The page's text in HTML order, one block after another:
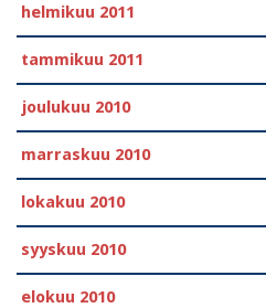
helmikuu 2011
tammikuu 2011
joulukuu 2010
marraskuu 2010
lokakuu 2010
syyskuu 2010
elokuu 2010